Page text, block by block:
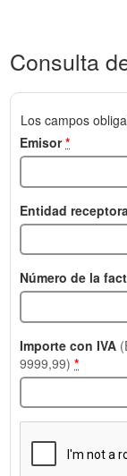
Consulta
Los campos
Emisor*
Entidad receptora
Número de la
Importe con IVA
9999,99) *